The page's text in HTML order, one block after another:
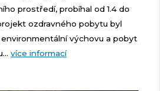
prostředí, probíhal od 1.4 do
ozdravného pobytu byl
výchovu a pobyt
více informací